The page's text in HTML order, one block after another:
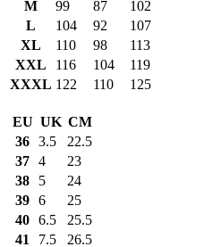
M
99 87
102
L
104 92
107
XL
110 98
113
XXL
116 104
119
XXXL 122 110 125
EU UK CM
36 3.5
22.5
37 4
23
38
5
24
39 6
25
40 6.5
25.5
41
7.5
26.5